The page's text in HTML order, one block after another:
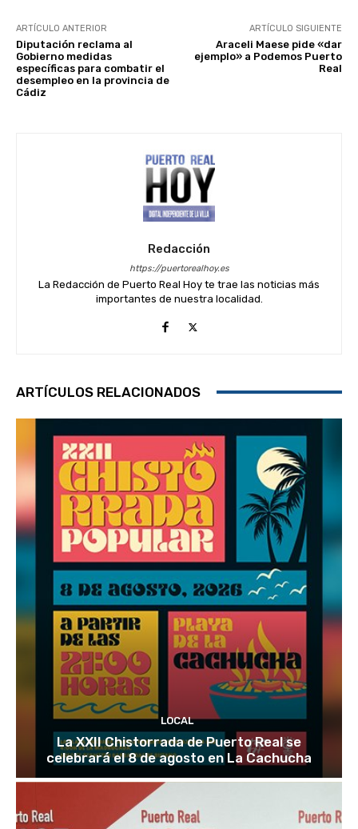
ARTÍCULO ANTERIOR
Diputación reclama al
Gobierno medidas
específicas para combatir el
desempleo en la provincia de
Cádiz
ARTÍCULO SIGUIENTE
Araceli Maese pide «dar
ejemplo» a Podemos Puerto
Real
Redacción
https://puertorealhoy.es
La Redacción de Puerto Real Hoy te trae las noticias más
importantes de nuestra localidad.
ARTÍCULOS RELACIONADOS
LOCAL
La XXII Chistorrada de Puerto Real se
celebrará el 8 de agosto en La Cachucha